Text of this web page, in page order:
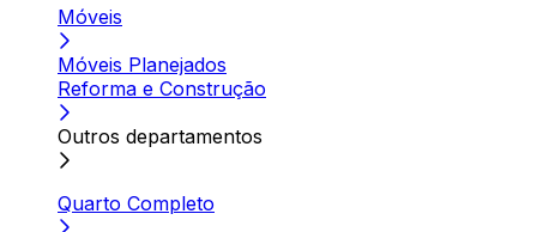
Móveis
Móveis Planejados
Reforma e Construção
Outros departamentos
Quarto Completo